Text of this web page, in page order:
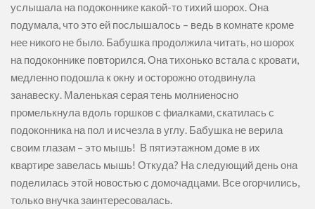
услышала на подоконнике какой-то тихий шорох. Она
подумала, что это ей послышалось – ведь в комнате кроме
нее никого не было. Бабушка продолжила читать, но шорох
на подоконнике повторился. Она тихонько встала с кровати,
медленно подошла к окну и осторожно отодвинула
занавеску. Маленькая серая тень молниеносно
промелькнула вдоль горшков с фиалками, скатилась с
подоконника на пол и исчезла в углу. Бабушка не верила
своим глазам – это мышь! В пятиэтажном доме в их
квартире завелась мышь! Откуда? На следующий день она
поделилась этой новостью с домочадцами. Все огорчились,
только внучка заинтересовалась.